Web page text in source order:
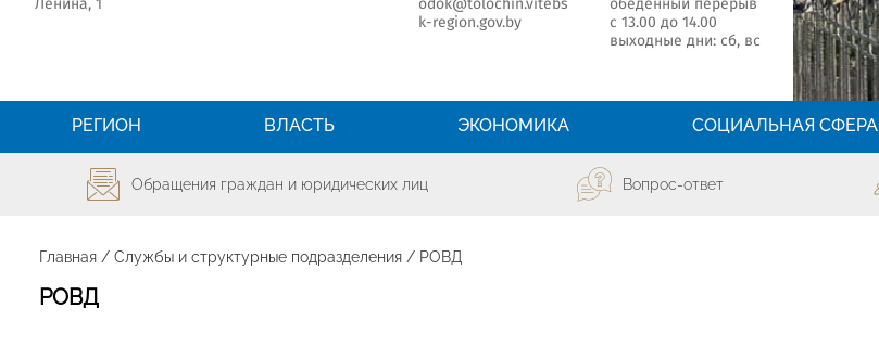
Ленина, 1
odok@tolochin.vitebs
k-region.gov.by
обеденный перерыв
с 13.00 до 14.00
выходные дни: сб, вс
РЕГИОН ВЛАСТЬ ЭКОНОМИКА СОЦИАЛЬНАЯ СФЕРА
Обращения граждан и юридических лиц Вопрос-ответ
Главная / Службы и структурные подразделения / РОВД
РОВД